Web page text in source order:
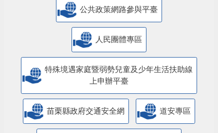
公共政策網路參與平臺
人民團體專區
特殊境遇家庭暨弱勢兒童及少年生活扶助線
上申辦平臺
苗栗縣政府交通安全網 道安專區